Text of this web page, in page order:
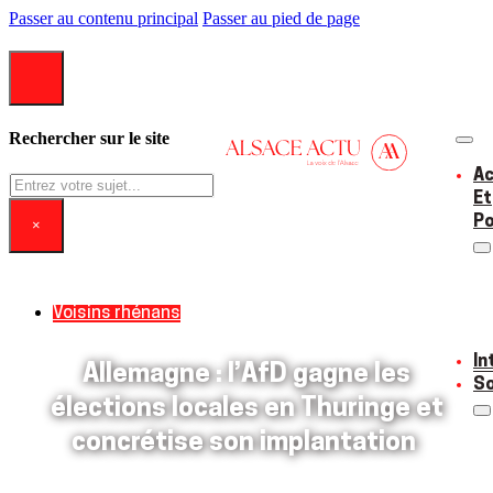
Passer au contenu principal Passer au pied de page
Et
Rechercher sur le site
Rechercher
×
Voisins rhénans
Allemagne : l’AfD gagne les
élections locales en Thuringe et
concrétise son implantation